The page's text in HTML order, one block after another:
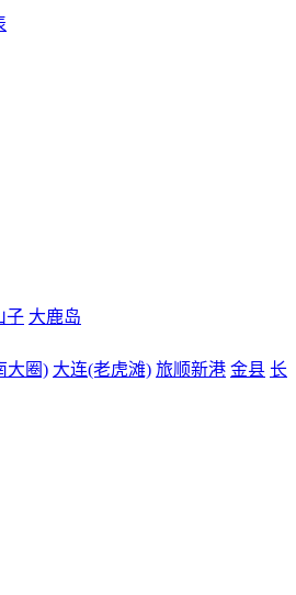
子 大鹿岛
大圈) 大连(老虎滩) 旅顺新港 金县 长